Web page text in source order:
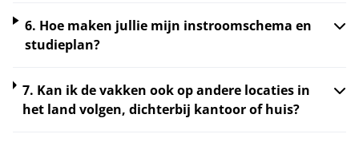
6. Hoe maken jullie mijn instroomschema en
studieplan?
7. Kan ik de vakken ook op andere locaties in
het land volgen, dichterbij kantoor of huis?